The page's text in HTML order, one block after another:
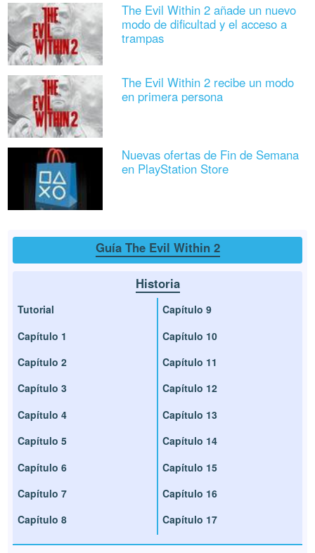
The Evil Within 2 añade un nuevo
modo de dificultad y el acceso a
trampas
The Evil Within 2 recibe un modo
en primera persona
Nuevas ofertas de Fin de Semana
en PlayStation Store
Guía The Evil Within 2
Historia
Tutorial
Capítulo 1
Capítulo 2
Capítulo 3
Capítulo 4
Capítulo 5
Capítulo 6
Capítulo 7
Capítulo 8
Capítulo 9
Capítulo 10
Capítulo 11
Capítulo 12
Capítulo 13
Capítulo 14
Capítulo 15
Capítulo 16
Capítulo 17